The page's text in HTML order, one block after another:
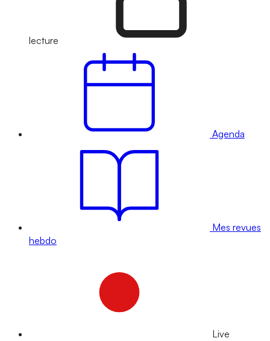
lecture
Agenda
Mes revues
hebdo
Live